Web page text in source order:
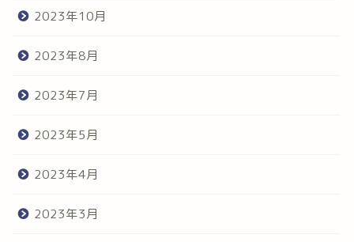
2023年10月
2023年8月
2023年7月
2023年5月
2023年4月
2023年3月